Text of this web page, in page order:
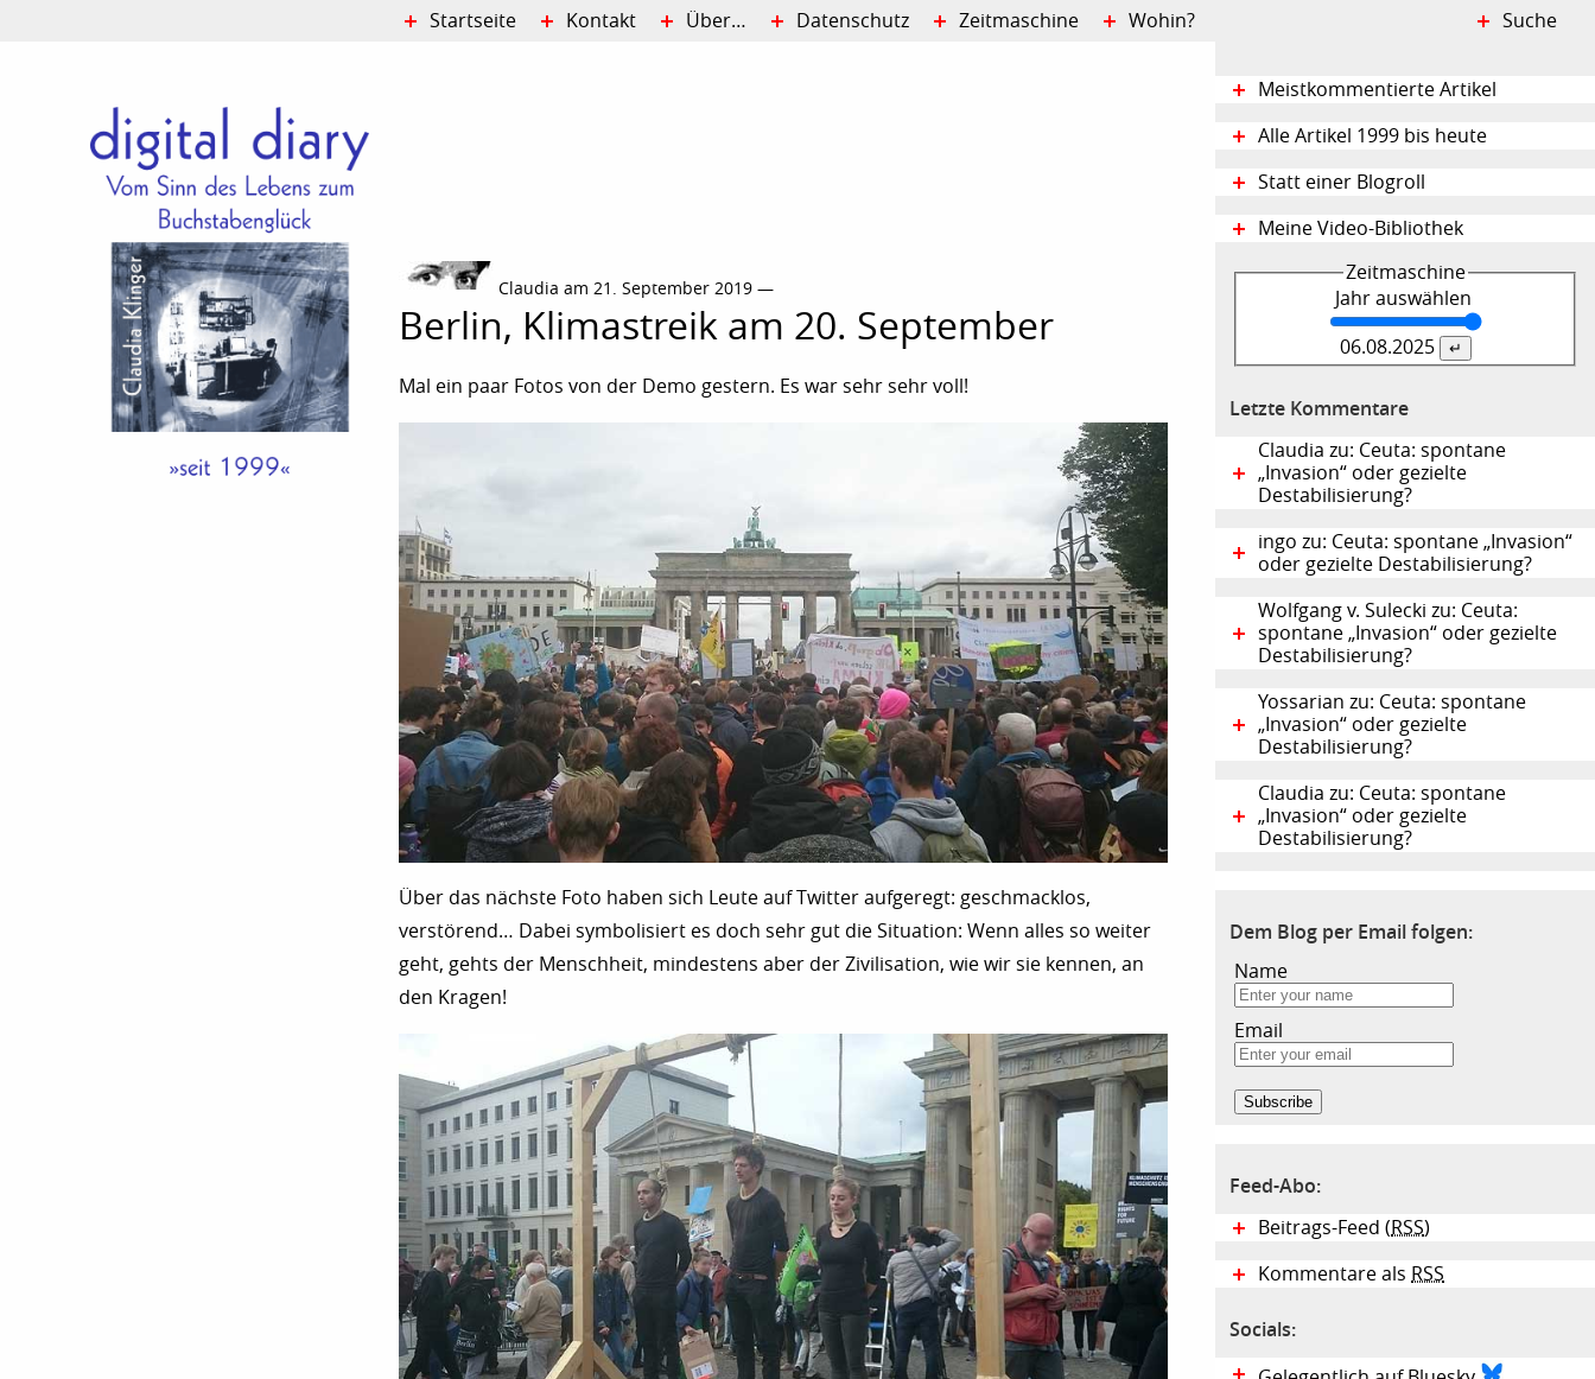
Claudia am 21. September 2019 —
Berlin, Klimastreik am 20. September
Mal ein paar Fotos von der Demo gestern. Es war sehr sehr voll!
Über das nächste Foto haben sich Leute auf Twitter aufgeregt: geschmacklos,
verstörend… Dabei symbolisiert es doch sehr gut die Situation: Wenn alles so weiter
geht, gehts der Menschheit, mindestens aber der Zivilisation, wie wir sie kennen, an
den Kragen!
Suche
Startseite Kontakt Über… Datenschutz Zeitmaschine Wohin?
Meistkommentierte Artikel
Alle Artikel 1999 bis heute
Statt einer Blogroll
Meine Video-Bibliothek
Zeitmaschine
Jahr auswählen
06.08.2025
Letzte Kommentare
Claudia zu: Ceuta: spontane
„Invasion“ oder gezielte
Destabilisierung?
ingo zu: Ceuta: spontane „Invasion“
oder gezielte Destabilisierung?
Wolfgang v. Sulecki zu: Ceuta:
spontane „Invasion“ oder gezielte
Destabilisierung?
Yossarian zu: Ceuta: spontane
„Invasion“ oder gezielte
Destabilisierung?
Claudia zu: Ceuta: spontane
„Invasion“ oder gezielte
Destabilisierung?
Dem Blog per Email folgen:
Name
Email
Feed-Abo:
Beitrags-Feed (RSS)
Kommentare als RSS
Socials: